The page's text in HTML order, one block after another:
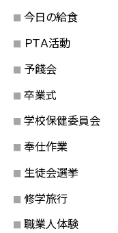
今日の給食
ＰＴＡ活動
予餞会
卒業式
学校保健委員会
奉仕作業
生徒会選挙
修学旅行
職業人体験